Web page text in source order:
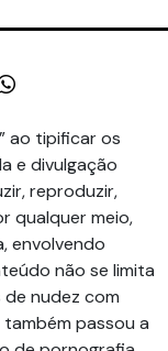
ao tipificar os
e divulgação
reproduzir,
qualquer meio,
envolvendo
não se limita
nudez com
passou a